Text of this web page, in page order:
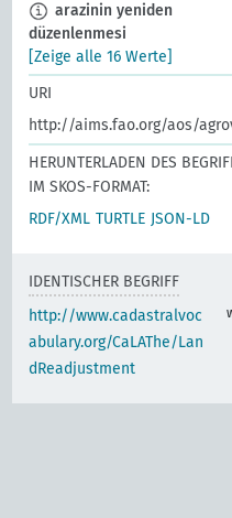
arazinin yeniden
düzenlenmesi
[Zeige alle 16 Werte]
URI
http://aims.fao.org/aos/
HERUNTERLADEN DES
IM SKOS-FORMAT:
RDF/XML TURTLE JSON-LD
IDENTISCHER BEGRIFF
http://www.cadastralvoc
abulary.org/CaLAThe/Lan
dReadjustment